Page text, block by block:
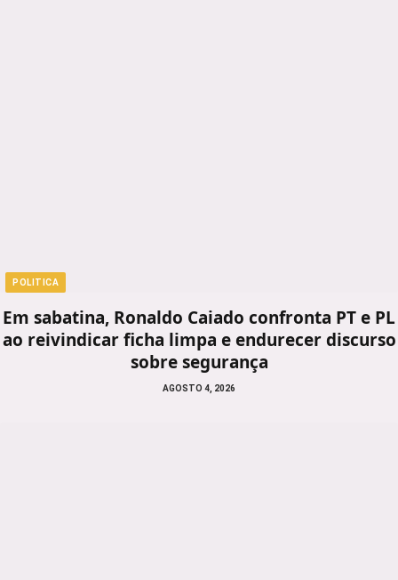
POLITICA
Em sabatina, Ronaldo Caiado confronta PT e PL
ao reivindicar ficha limpa e endurecer discurso
sobre segurança
AGOSTO 4, 2026